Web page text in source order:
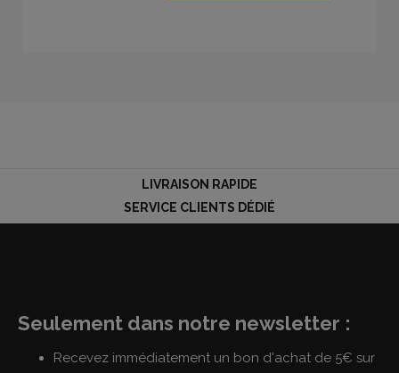
LIVRAISON RAPIDE
SERVICE CLIENTS DÉDIÉ
Seulement dans notre newsletter :
Recevez immédiatement un bon d'achat de 5€ sur